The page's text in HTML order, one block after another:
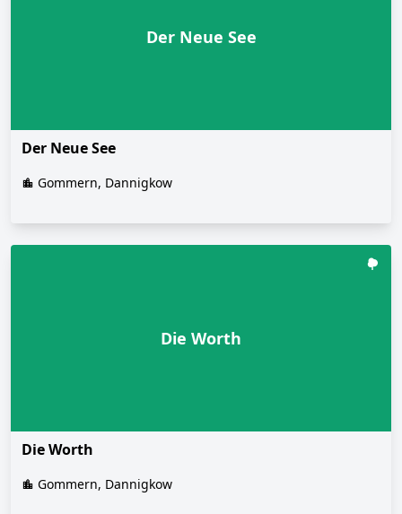
Der Neue See
Der Neue See
Gommern, Dannigkow
Die Worth
Die Worth
Gommern, Dannigkow